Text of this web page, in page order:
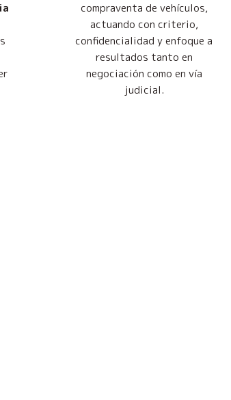
compraventa de vehículos,
actuando con criterio,
confidencialidad y enfoque a
resultados tanto en
negociación como en vía
judicial.